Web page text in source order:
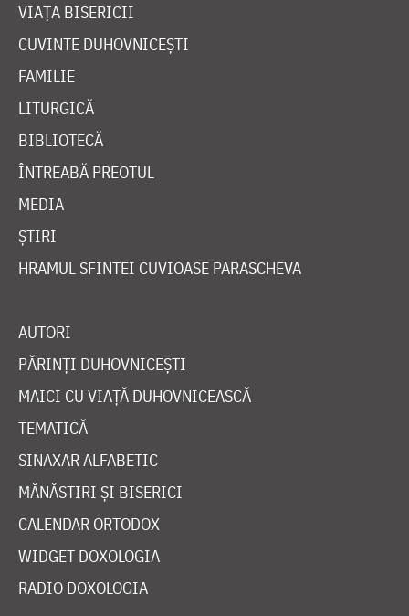
VIAȚA BISERICII
CUVINTE DUHOVNICEȘTI
FAMILIE
LITURGICĂ
BIBLIOTECĂ
ÎNTREABĂ PREOTUL
MEDIA
ȘTIRI
HRAMUL SFINTEI CUVIOASE PARASCHEVA
AUTORI
PĂRINȚI DUHOVNICEȘTI
MAICI CU VIAȚĂ DUHOVNICEASCĂ
TEMATICĂ
SINAXAR ALFABETIC
MĂNĂSTIRI ȘI BISERICI
CALENDAR ORTODOX
WIDGET DOXOLOGIA
RADIO DOXOLOGIA